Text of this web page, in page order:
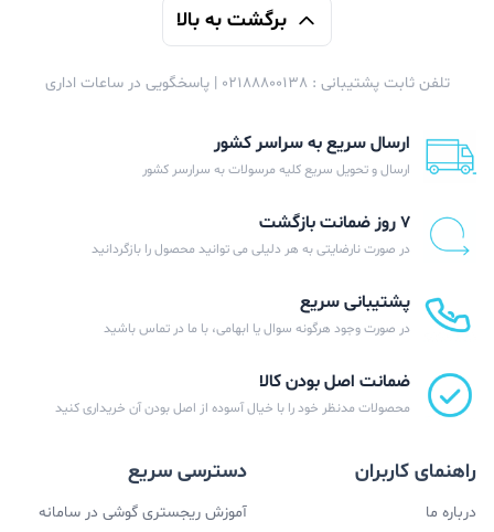
شارژرهای فیک زیادی نیز متاسفانه در بازار موجود هستند و
بهتر است در زمان خرید شارژر موبایل اپل، حواستان به اصل
بودن آن باشد.
Max
محصولاتش معروف است و همین کیفیت بالا و تکنولوژی‌های
مردم شود و خریداران برای خرید محصولات این برند خاص
دست و پا بشکانند. اصولا کیفیت ساخت تمامی محصولات
برگشت به بالا
تلفن ثابت پشتیبانی : 02188800138 | پاسخگویی در ساعات اداری
ارسال سریع به سراسر کشور
ارسال و تحویل سریع کلیه مرسولات به سرارسر کشور
۷ روز ضمانت بازگشت
در صورت نارضایتی به هر دلیلی می توانید محصول را بازگردانید
پشتیبانی سریع
در صورت وجود هرگونه سوال یا ابهامی، با ما در تماس باشید
ضمانت اصل بودن کالا
محصولات مدنظر خود را با خیال آسوده از اصل بودن آن خریداری کنید
راهنمای کاربران
درباره ما
دسترسی سریع
آموزش ریجستری گوشی در سامانه